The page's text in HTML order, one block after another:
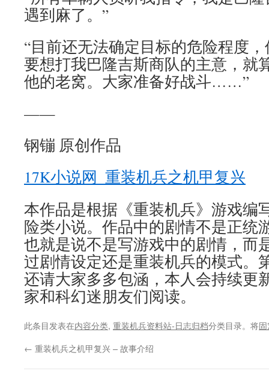
遇到麻了。”
“目前还无法确定目标的危险程度
要想打我巴隆吉斯商队的主意，就
他的老窝。大家准备好战斗……”
——
钢镚 原创作品
17K小说网_重装机兵之机甲复兴
本作品是根据《重装机兵》游戏编
险类小说。作品中的剧情不是正统
也就是说不是写游戏中的剧情，而
过剧情设定还是重装机兵的模式。
还请大家多多包涵，本人会持续更
家和科幻迷朋友们阅读。
此条目发表在内容分类, 重装机兵资料站-日志归档分类目录。将
← 重装机兵之机甲复兴 – 故事介绍